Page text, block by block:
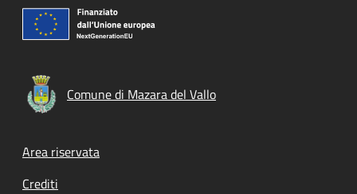
Comune di Mazara del Vallo
Footer menu
Area riservata
Crediti